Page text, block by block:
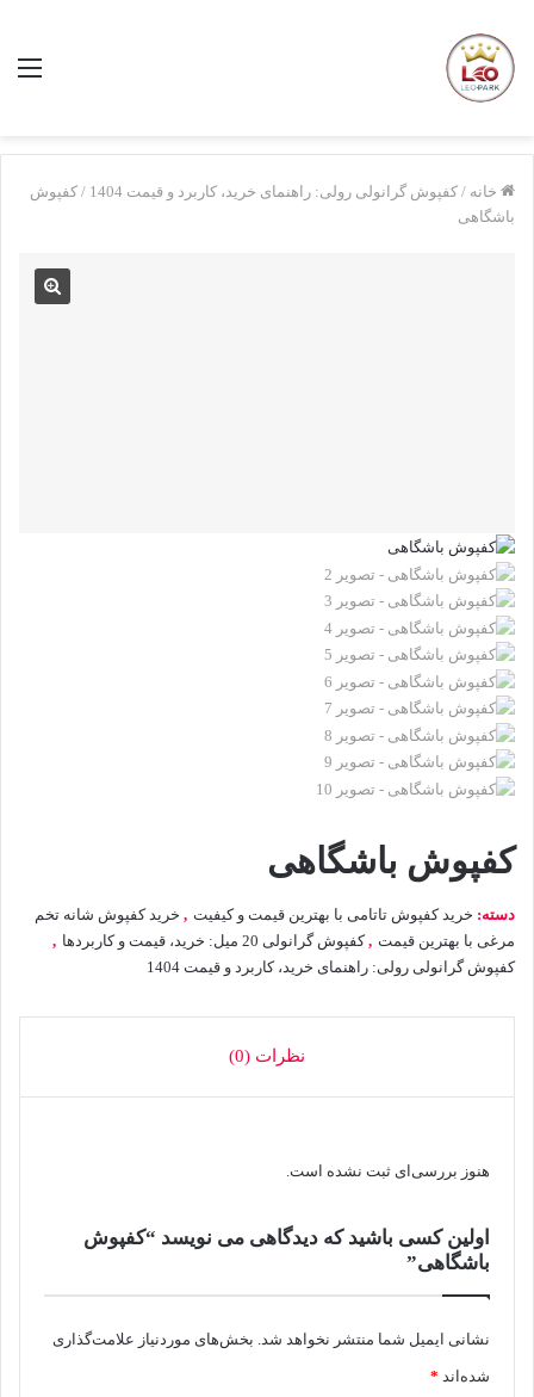
خانه / کفپوش گرانولی رولی: راهنمای خرید، کاربرد و قیمت 1404 / کفپوش
باشگاهی
کفپوش باشگاهی
دسته: خرید کفپوش تاتامی با بهترین قیمت و کیفیت , خرید کفپوش شانه تخم
مرغی با بهترین قیمت ,کفپوش گرانولی 20 میل: خرید، قیمت و کاربردها
,
کفپوش گرانولی رولی: راهنمای خرید، کاربرد و قیمت 1404
نظرات (0)
هنوز بررسی‌ای ثبت نشده است.
اولین کسی باشید که دیدگاهی می نویسد “کفپوش
باشگاهی”
نشانی ایمیل شما منتشر نخواهد شد. بخش‌های موردنیاز علامت‌گذاری
شده‌اند *